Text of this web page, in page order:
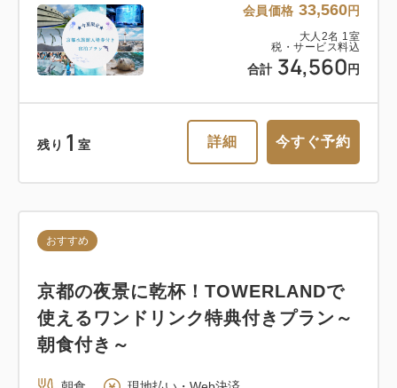
会員価格 33,560円
大人 2名 1室
税・サービス料込
合計 34,560 円
残り 1 室 詳細 今すぐ予約
おすすめ
京都の夜景に乾杯！TOWERLANDで
使えるワンドリンク特典付きプラン～
朝食付き～